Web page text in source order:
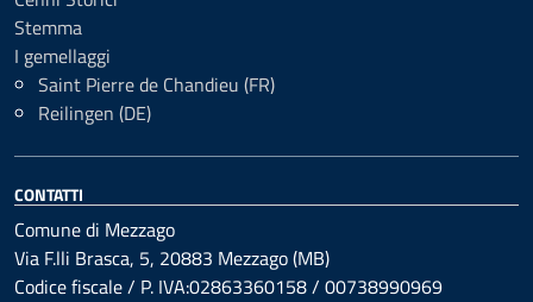
Stemma
I gemellaggi
Saint Pierre de Chandieu (FR)
Reilingen (DE)
CONTATTI
Comune di Mezzago
Via F.lli Brasca, 5, 20883 Mezzago (MB)
Codice fiscale / P. IVA:02863360158 / 00738990969